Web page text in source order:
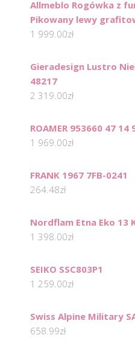
Allmeblo Rogówka z
Pikowany lewy
1 999.00zł
Gieradesign Lustro
48217
2 319.00zł
ROAMER 953660 47 14
1 969.00zł
FRANK 1967 7FB-0241
264.48zł
Nordflam Etna Eko 13
1 398.00zł
SEIKO SSC803P1
1 259.00zł
Swiss Alpine Military
658.99zł